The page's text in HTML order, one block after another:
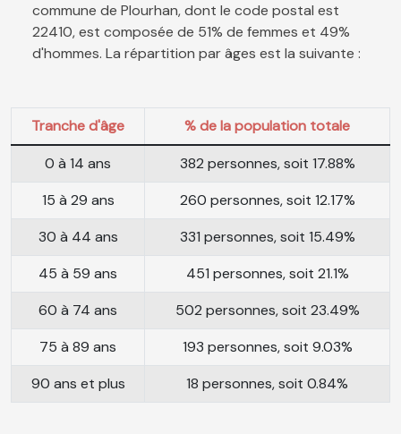
commune de Plourhan, dont le code postal est
22410, est composée de 51% de femmes et 49%
d'hommes. La répartition par âges est la suivante :
Tranche d'âge
% de la population totale
0 à 14 ans
382 personnes, soit 17.88%
15 à 29 ans
260 personnes, soit 12.17%
30 à 44 ans
331 personnes, soit 15.49%
45 à 59 ans
451 personnes, soit 21.1%
60 à 74 ans
502 personnes, soit 23.49%
75 à 89 ans
193 personnes, soit 9.03%
90 ans et plus
18 personnes, soit 0.84%